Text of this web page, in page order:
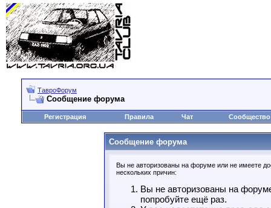
ТавроФорум
Сообщение форума
Регистрация Правила Чат Сообщество
Сообщение форума
Вы не авторизованы на форуме или не имеете
нескольких причин:
Вы не авторизованы на
попробуйте ещё раз.